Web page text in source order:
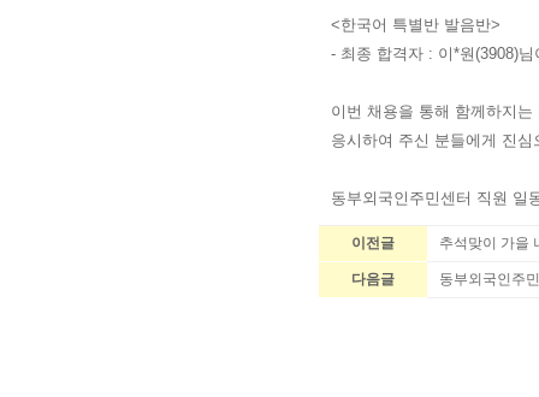
<한국어 특별반 발음반>
- 최종 합격자 : 이*원(3908)
이번 채용을 통해 함께하지는
응시하여 주신 분들에게 진
동부외국인주민센터 직원 일
이전글 추석맞이 가을
다음글 동부외국인주